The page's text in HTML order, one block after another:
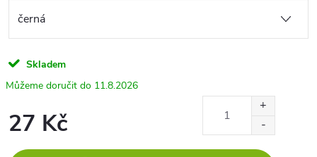
Skladem
11.8.2026
27 Kč